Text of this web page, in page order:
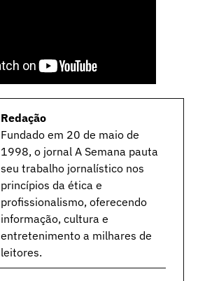
Redação
Fundado em 20 de maio de
1998, o jornal A Semana pauta
seu trabalho jornalístico nos
princípios da ética e
profissionalismo, oferecendo
informação, cultura e
entretenimento a milhares de
leitores.